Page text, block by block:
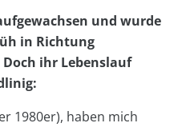
und wurde
in Richtung
ihr Lebenslauf
1980er), haben mich